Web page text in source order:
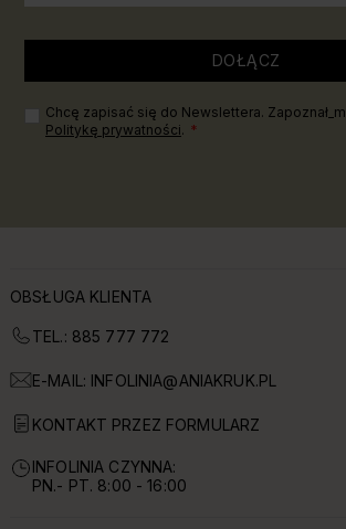
DOŁĄCZ
Chcę zapisać się do Newslettera.
Politykę prywatności.
OBSŁUGA KLIENTA
TEL.: 885 777 772
E-MAIL: INFOLINIA@ANIAKRUK.PL
KONTAKT PRZEZ FORMULARZ
INFOLINIA CZYNNA:
PN.- PT. 8:00 - 16:00